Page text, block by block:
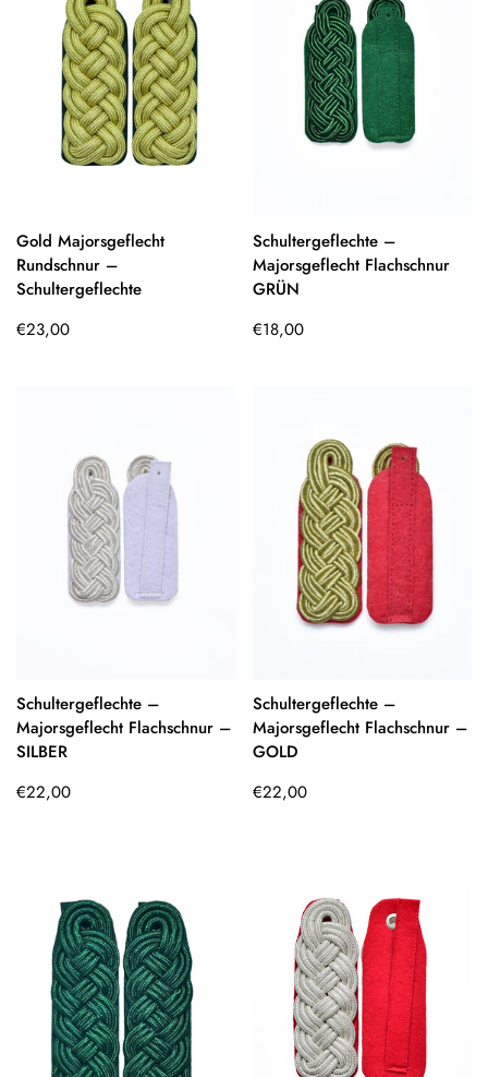
Gold Majorsgeflecht
Rundschnur –
Schultergeflechte
Regulärer
€23,00
Schultergeflechte –
Majorsgeflecht Flachschnur
GRÜN
Regulärer
€18,00
Schultergeflechte –
Majorsgeflecht Flachschnur –
SILBER
Regulärer
€22,00
Schultergeflechte –
Majorsgeflecht Flachschnur –
GOLD
Regulärer
€22,00